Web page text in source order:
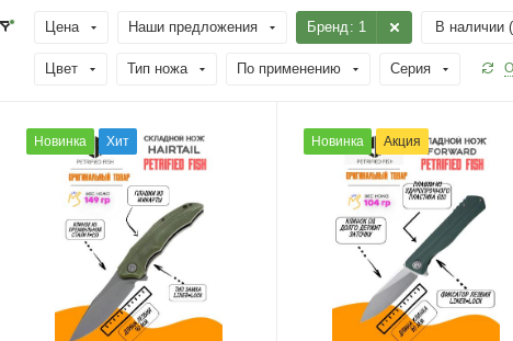
Цена Наши предложения Бренд: 1 В наличии (
Цвет Тип ножа По применению Серия
Новинка Хит Новинка Акция